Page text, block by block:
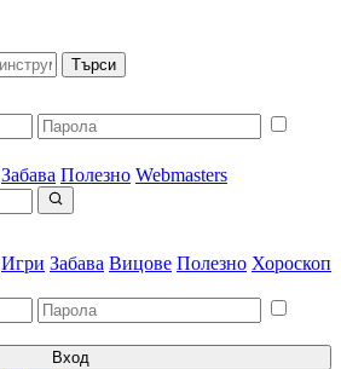
Търси
Забава Полезно Webmasters
Игри Забава Вицове Полезно Хороскоп
Вход